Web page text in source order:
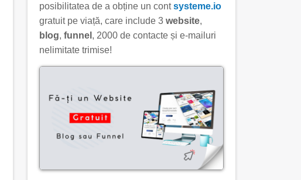
posibilitatea de a obține un contsysteme.io
gratuit pe viață, care include 3 website,
blog, funnel , 2000 de contacte și e-mailuri
nelimitate trimise!